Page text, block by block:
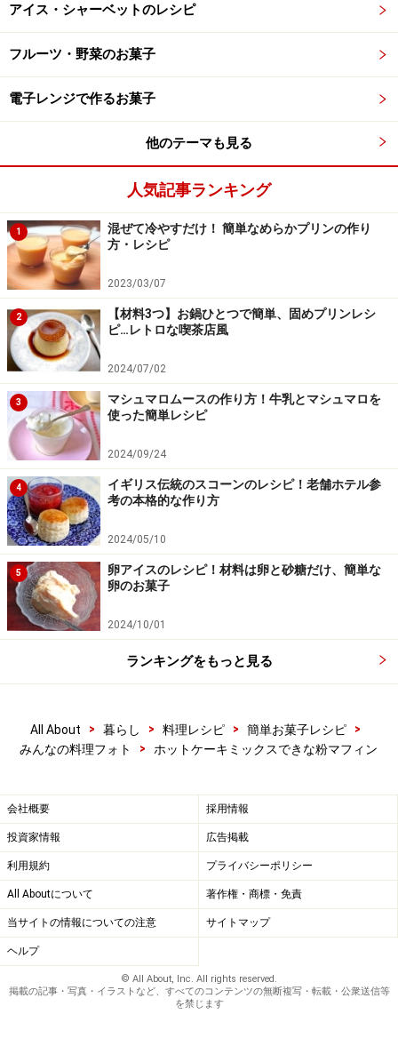
アイス・シャーベットのレシピ
フルーツ・野菜のお菓子
電子レンジで作るお菓子
他のテーマも見る
人気記事ランキング
1
混ぜて冷やすだけ！ 簡単なめらかプリンの作り
方・レシピ
2023/03/07
2
【材料3つ】お鍋ひとつで簡単、固めプリンレシ
ピ…レトロな喫茶店風
2024/07/02
3
マシュマロムースの作り方！牛乳とマシュマロを
使った簡単レシピ
2024/09/24
4
イギリス伝統のスコーンのレシピ！老舗ホテル参
考の本格的な作り方
2024/05/10
5
卵アイスのレシピ！材料は卵と砂糖だけ、簡単な
卵のお菓子
2024/10/01
ランキングをもっと見る
All About > 暮らし > 料理レシピ > 簡単お菓子レシピ
>
みんなの料理フォト
> ホットケーキミックスできな粉マフィン
会社概要 採用情報
投資家情報 広告掲載
利用規約 プライバシーポリシー
All Aboutについて 著作権・商標・免責
当サイトの情報についての注意 サイトマップ
ヘルプ
© All About, Inc. All rights reserved.
掲載の記事・写真・イラストなど、すべてのコンテンツの無断複写・転載・公衆送信等
を禁じます